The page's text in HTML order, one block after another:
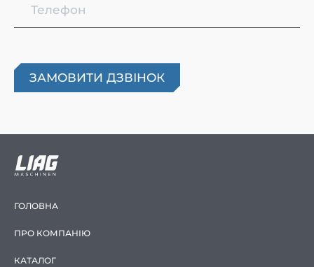
ГОЛОВНА
ПРО КОМПАНІЮ
КАТАЛОГ